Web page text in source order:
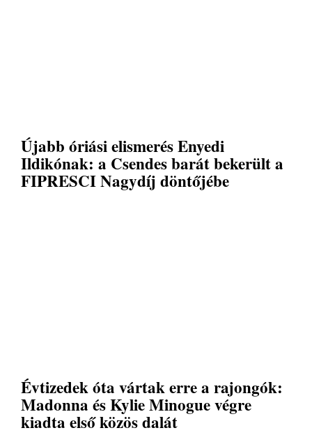
Újabb óriási elismerés Enyedi
Ildikónak: a Csendes barát bekerült a
FIPRESCI Nagydíj döntőjébe
Évtizedek óta vártak erre a rajongók:
Madonna és Kylie Minogue végre
kiadta első közös dalát